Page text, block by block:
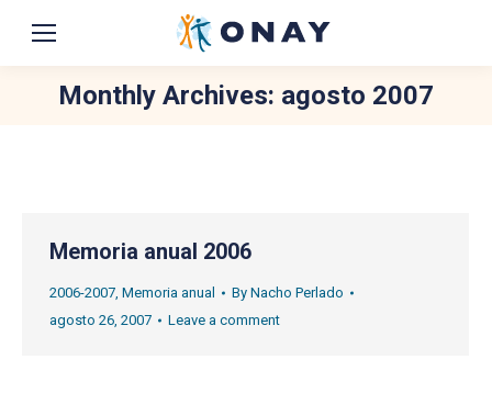
Monthly Archives: agosto 2007
Memoria anual 2006
2006-2007, Memoria anual By Nacho Perlado
agosto 26, 2007
Leave a comment